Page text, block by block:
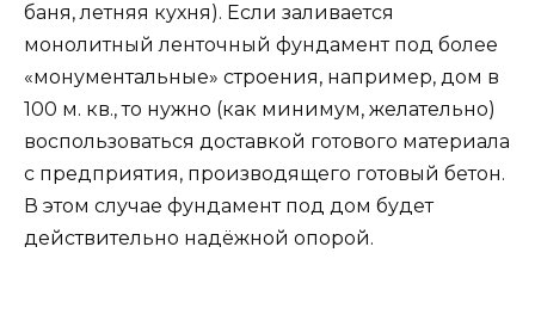
баня, летняя кухня). Если заливается
монолитный ленточный фундамент под более
«монументальные» строения, например, дом в
100 м. кв., то нужно (как минимум, желательно)
воспользоваться доставкой готового материала
с предприятия, производящего готовый бетон.
В этом случае фундамент под дом будет
действительно надёжной опорой.